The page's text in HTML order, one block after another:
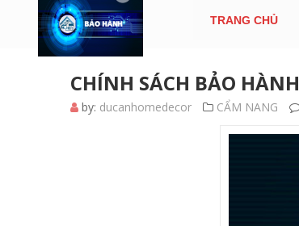
TRANG CHỦ
CHÍNH SÁCH BẢO HÀNH
by: ducanhomedecor CẨM NANG